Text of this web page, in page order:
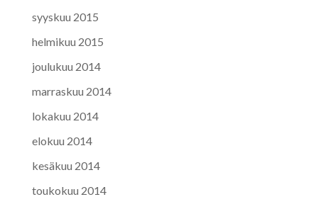
syyskuu 2015
helmikuu 2015
joulukuu 2014
marraskuu 2014
lokakuu 2014
elokuu 2014
kesäkuu 2014
toukokuu 2014